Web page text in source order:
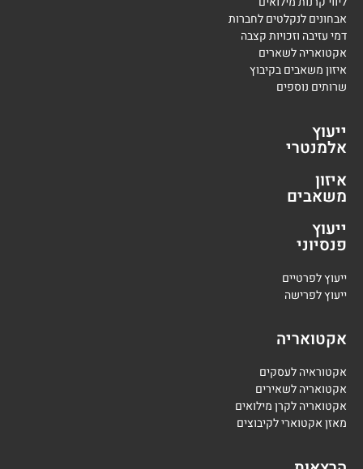
אבחונים לנקלטים לחברות
דמי עזיבה וזכויות קצבה
אקטואריה לשארים
איזון משאבים בקיבוץ
שרותים נוספים
ייעוץ
אלמנטרי
איזון
משאבים
ייעוץ
פנסיוני
ייעוץ לפרטיים
ייעוץ לפרישה
אקטואריה
אקטוראיה לעסקים
אקטואריה לשאירים
אקטואריה לקרן מילואים
מאזן אקטוארי לקיבוצים